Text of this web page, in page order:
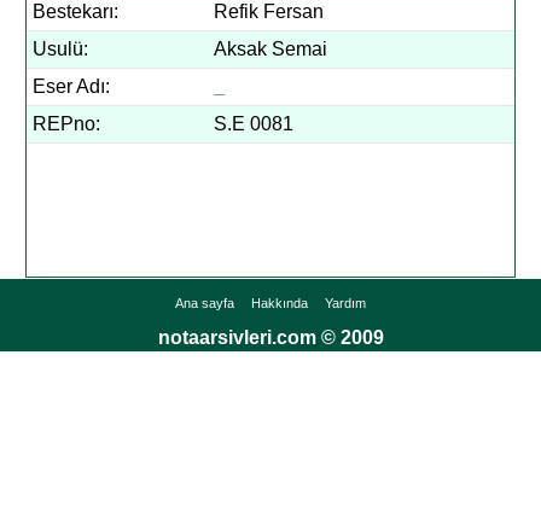
Bestekarı:
Refik Fersan
Usulü:
Aksak Semai
Eser Adı:
REPno:
S.E 0081
Ana sayfa Hakkında Yardım
notaarsivleri.com © 2009